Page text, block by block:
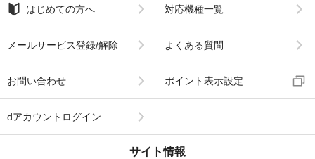
はじめての方へ 対応機種一覧
メールサービス登録/解除 よくある質問
お問い合わせ ポイント表示設定
dアカウントログイン
サイト情報